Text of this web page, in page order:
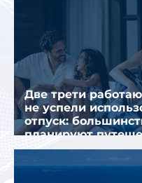
Две трети
не успели
отпуск:
планируют
стране